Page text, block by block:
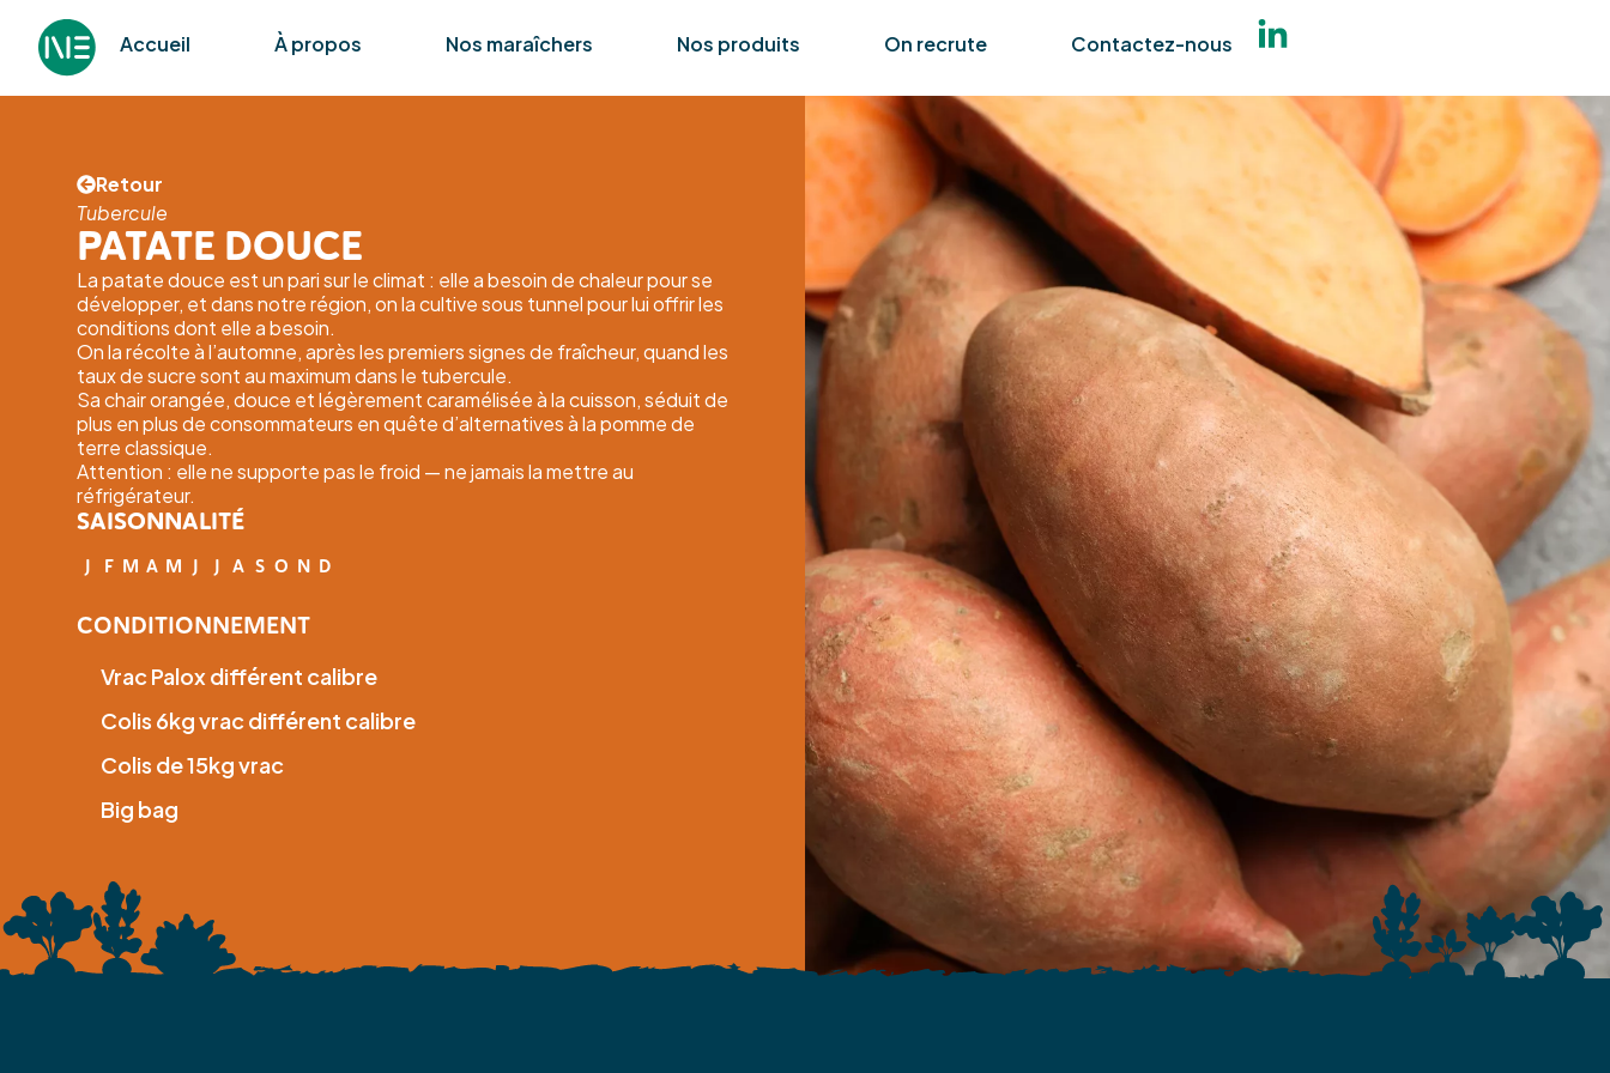
Accueil À propos Nos maraîchers Nos produits On recrute Contactez-nous
Retour
Tubercule
PATATE DOUCE
La patate douce est un pari sur le climat : elle a besoin de chaleur pour se
développer, et dans notre région, on la cultive sous tunnel pour lui offrir les
conditions dont elle a besoin.
On la récolte à l’automne, après les premiers signes de fraîcheur, quand les
taux de sucre sont au maximum dans le tubercule.
Sa chair orangée, douce et légèrement caramélisée à la cuisson, séduit de
plus en plus de consommateurs en quête d’alternatives à la pomme de
terre classique.
Attention : elle ne supporte pas le froid — ne jamais la mettre au
réfrigérateur.
SAISONNALITÉ
J F M A M J J A S O N D
CONDITIONNEMENT
Vrac Palox différent calibre
Colis 6kg vrac différent calibre
Colis de 15kg vrac
Big bag